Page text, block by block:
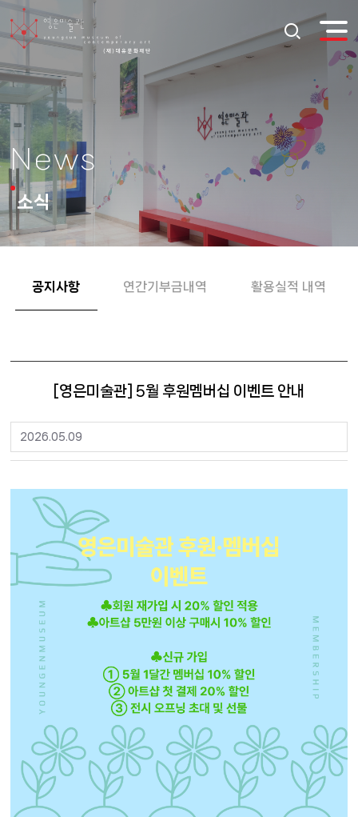
News
소식
공지사항 연간기부금내역 활용실적 내역
[영은미술관] 5월 후원멤버십 이벤트 안내
2026.05.09